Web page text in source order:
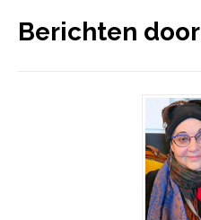
Berichten door